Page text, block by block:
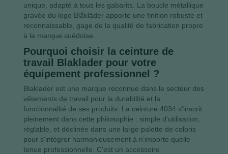
unique, adapté à tous les gabarits. La boucle métallique
gravée du logo Blåkläder apporte une finition robuste et
reconnaissable, gage de la qualité de fabrication propre
à la marque suédoise.
Pourquoi choisir la ceinture de
travail Blaklader pour votre
équipement professionnel ?
Blaklader est une marque reconnue dans le secteur des
vêtements de travail pour la durabilité et la
fonctionnalité de ses produits. La ceinture 4034 s'inscrit
pleinement dans cette philosophie : simple d'utilisation,
réglable, et déclinée dans une large palette de coloris
pour s'intégrer harmonieusement à n'importe quelle
tenue professionnelle. C'est un accessoire